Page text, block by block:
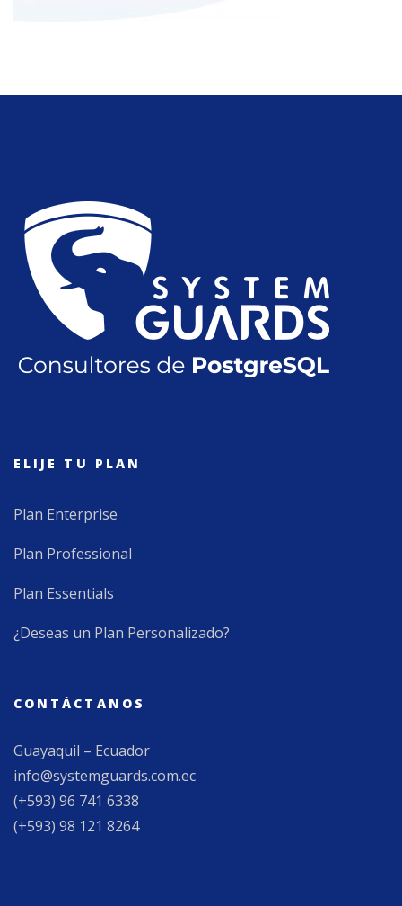
ELIJE TU PLAN
Plan Enterprise
Plan Professional
Plan Essentials
¿Deseas un Plan Personalizado?
CONTÁCTANOS
Guayaquil – Ecuador
info@systemguards.com.ec
(+593) 96 741 6338
(+593) 98 121 8264